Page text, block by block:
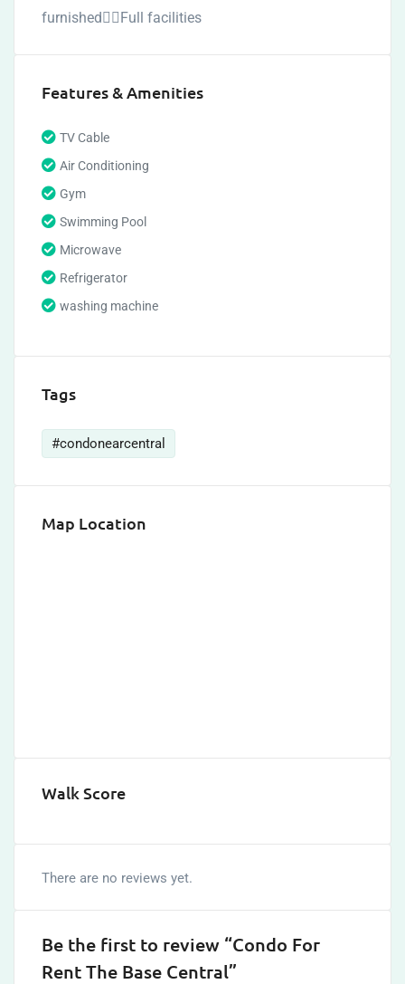
furnished🏊‍♀️Full facilities
Features & Amenities
TV Cable
Air Conditioning
Gym
Swimming Pool
Microwave
Refrigerator
washing machine
Tags
#condonearcentral
Map Location
Walk Score
There are no reviews yet.
Be the first to review “Condo For
Rent The Base Central”